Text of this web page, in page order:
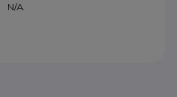
N/A